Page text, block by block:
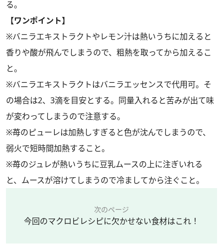
る。
【ワンポイント】
※バニラエキストラクトやレモン汁は熱いうちに加えると
香りや酸が飛んでしまうので、粗熱を取ってから加えるこ
と。
※バニラエキストラクトはバニラエッセンスで代用可。そ
の場合は2、3滴を目安とする。同量入れると苦みが出て味
が変わってしまうので注意する。
※苺のピューレは加熱しすぎると色が沈んでしまうので、
弱火で短時間加熱すること。
※苺のジュレが熱いうちに豆乳ムースの上に注ぎいれる
と、ムースが溶けてしまうので冷ましてから注ぐこと。
次のページ
今回のマクロビレシピに欠かせない食材はこれ！